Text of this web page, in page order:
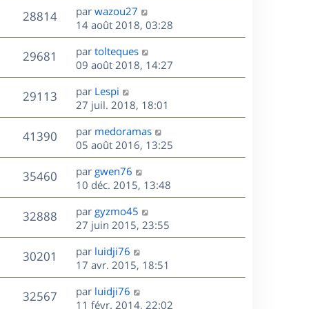
e
n
i
e
r
m
e
s
s
a
g
e
28814V
u
s
D
e
r
n
i
e
r
m
e
s
s
a
g
e
par wazou27
14 août 2018, 03:28
29681
u
e
s
D
e
r
n
i
e
r
m
e
s
s
a
g
e
par tolteques
09 août 2018, 14:27
29113V
u
s
D
e
r
n
i
e
r
m
e
s
s
a
g
e
par Lespi
27 juil. 2018, 18:01
41390V
u
s
D
e
r
n
i
e
r
m
e
s
s
a
g
par medoramas
05 août 2016, 13:25
35460V
u
e
D
e
r
n
i
e
r
m
e
s
par gwen76
10 déc. 2015, 13:48
32888V
u
s
D
e
r
n
i
e
r
par gyzmo45
27 juin 2015, 23:55
30201
u
D
e
r
n
i
par luidji76
17 avr. 2015, 18:51
32567V
D
e
par luidji76
11 févr. 2014, 22:02